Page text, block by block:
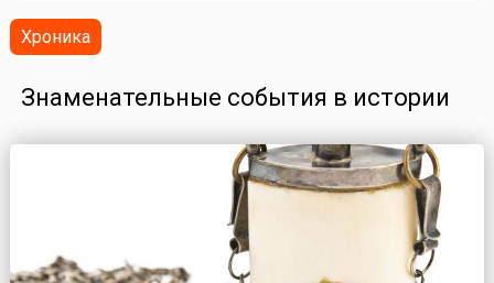
Хроника
Знаменательные события в истории